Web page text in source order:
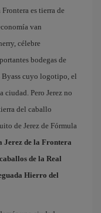
es tierra de
van
célebre
bodegas de
cuyo logotipo, el
ciudad. Pero Jerez no
del caballo
de Jerez de Fórmula
Jerez de la Frontera
de la Real
Hierro del